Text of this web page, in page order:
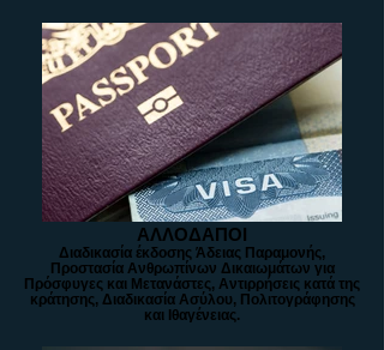
ΑΛΛΟΔΑΠΟΙ
Διαδικασία έκδοσης Άδειας Παραμονής,
Προστασία Ανθρωπίνων Δικαιωμάτων για
Πρόσφυγες και Μετανάστες, Αντιρρήσεις κατά της
κράτησης, Διαδικασία Ασύλου, Πολιτογράφησης
και Ιθαγένειας.